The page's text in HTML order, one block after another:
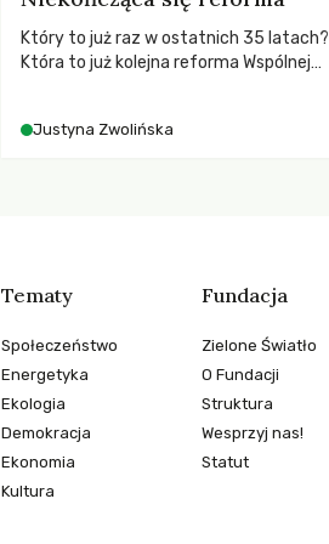
Który to już raz w ostatnich 35 latach?
Która to już kolejna reforma Wspólnej
społeczne?
Justyna Zwolińska
Tematy
Społeczeństwo
Energetyka
Ekologia
Demokracja
Ekonomia
Kultura
Fundacja
Zielone Światło
O Fundacji
Struktura
Wesprzyj nas!
Statut